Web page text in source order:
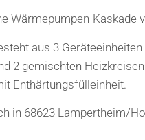
Wärmepumpen-Kaskade
aus 3
2 gemischten
Enthärtungsfülleinheit.
in 68623 Lampertheim/